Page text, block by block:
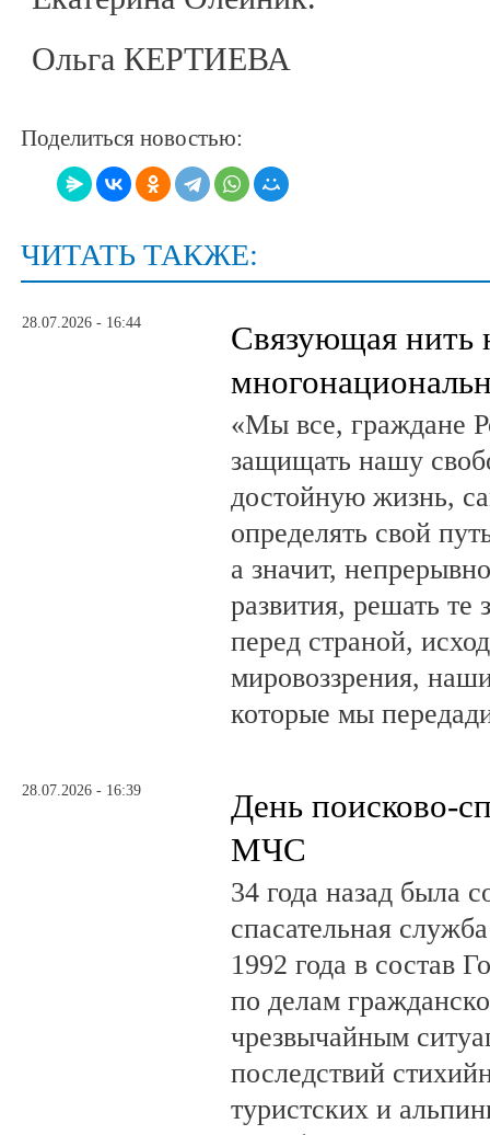
Ольга КЕРТИЕВА
Поделиться новостью:
ЧИТАТЬ ТАКЖЕ:
28.07.2026 - 16:44
Связующая нить
«Мы все, граждане
защищать нашу
достойную жизнь,
определять свой
а значит,
развития, решать те
перед страной,
мировоззрения,
которые мы
28.07.2026 - 16:39
День поисково-
МЧС
34 года назад была
спасательная
1992 года в состав
по делам
чрезвычайным
последствий
туристских и